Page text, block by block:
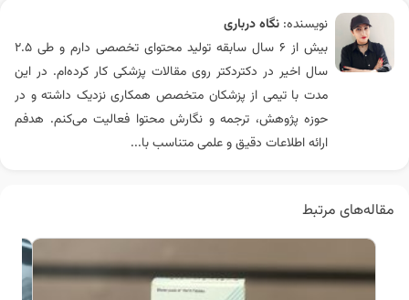
نویسنده: نگاه درباری
بیش از ۶ سال سابقه تولید محتوای تخصصی دارم و طی ۲.۵
سال اخیر در دکتردکتر روی مقالات پزشکی کار کرده‌ام. در این
مدت با تیمی از پزشکان متخصص همکاری نزدیک داشته و در
حوزه پژوهش، ترجمه و نگارش محتوا فعالیت می‌کنم. هدفم
ارائه اطلاعات دقیق و علمی متناسب با...
مقاله‌های مرتبط